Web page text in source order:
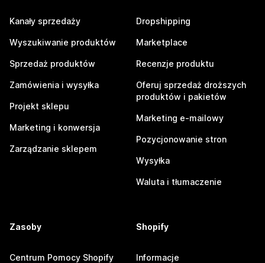
Kanały sprzedaży
Wyszukiwanie produktów
Sprzedaż produktów
Zamówienia i wysyłka
Projekt sklepu
Marketing i konwersja
Zarządzanie sklepem
Dropshipping
Marketplace
Recenzje produktu
Oferuj sprzedaż droższych
produktów i pakietów
Marketing e-mailowy
Pozycjonowanie stron
Wysyłka
Waluta i tłumaczenie
Zasoby
Centrum Pomocy Shopify
Shopify
Informacje